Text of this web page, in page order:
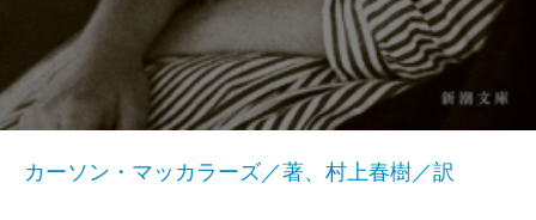
カーソン・マッカラーズ／著、村上春樹／訳